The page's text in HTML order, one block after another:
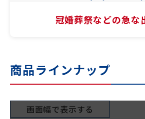
冠婚葬祭などの急な
商品ラインナップ
画面幅で表示する